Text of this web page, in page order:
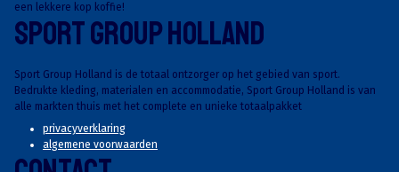
een lekkere kop koffie!
Sport Group Holland
Sport Group Holland is de totaal ontzorger op het gebied van sport.
Bedrukte kleding, materialen en accommodatie, Sport Group Holland is van
alle markten thuis met het complete en unieke totaalpakket
privacyverklaring
algemene voorwaarden